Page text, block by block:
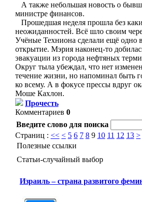
А также небольшая новость о
министре финансов.
Прошедшая неделя прошла без
неожиданностей. Всё шло своим
Учёные Техниона сделали ещё одно
открытие. Мэрия наконец-то
эвакуации из города нефтяных
Округ тыла убеждал, что нет
течение жизни, но напоминал быть
ко всему. А в фокусе прессы вдруг
Моше Кахлон.
Прочесть
Комментариев 0
Введите слово для поиска
Страниц : << < 5 6 7 8 9 10 11 12 13 >
Полезные ссылки
Статьи-случайный выбор
Израиль – страна развитого